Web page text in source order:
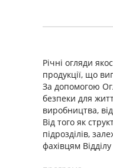
Річні огляди
продукції, що
За допомогою
безпеки для
виробництва,
Від того як
підрозділів,
фахівцям